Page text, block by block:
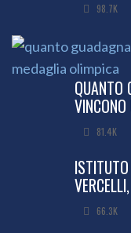
98.7K
QUANTO
81.4K
66.3K